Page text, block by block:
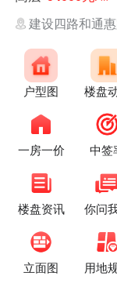
建设四路和通
户型图 楼盘
一房一价 中签
楼盘资讯 你问
立面图 用地